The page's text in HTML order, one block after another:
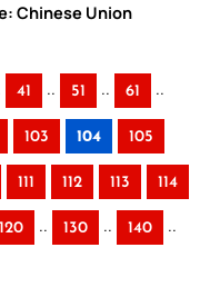
Chinese Union
41 .. 51 .. 61 ..
103 104 105
111 112 113 114
120 .. 130 .. 140 ..